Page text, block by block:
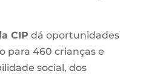
CIP dá oportunidades
para 460 crianças e
social, dos